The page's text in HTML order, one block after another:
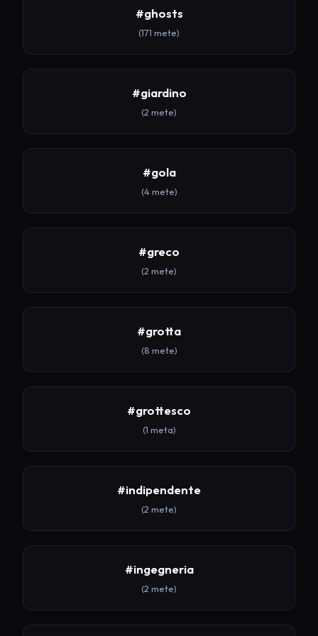
#ghosts
(171 mete)
#giardino
(2 mete)
#gola
(4 mete)
#greco
(2 mete)
#grotta
(8 mete)
#grottesco
(1 meta)
#indipendente
(2 mete)
#ingegneria
(2 mete)